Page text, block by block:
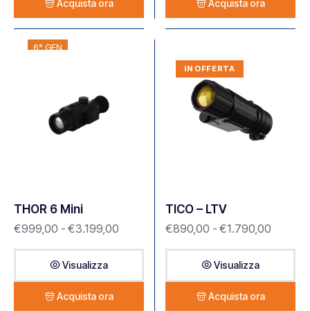
Acquista ora Acquista ora
6° GEN
THOR 6 Mini
€999,00 - €3.199,00
Visualizza
Acquista ora
IN OFFERTA
TICO – LTV
€890,00 - €1.790,00
Visualizza
Acquista ora